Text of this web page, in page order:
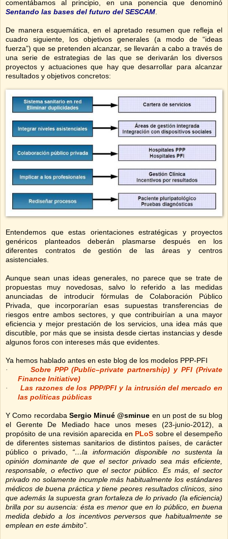
comentábamos al principio, en una ponencia que denominó
Sentando las bases del futuro del SESCAM.
De manera esquemática, en el apretado resumen que refleja el
cuadro siguiente, los objetivos generales (a modo de “ideas
fuerza”) que se pretenden alcanzar, se llevarán a cabo a través de
una serie de estrategias de las que se derivarán los diversos
proyectos y actuaciones que hay que desarrollar para alcanzar
resultados y objetivos concretos:
Entendemos que estas orientaciones estratégicas y proyectos
genéricos planteados deberán plasmarse después en los
diferentes contratos de gestión de las áreas y centros
asistenciales.
Aunque sean unas ideas generales, no parece que se trate de
propuestas muy novedosas, salvo lo referido a las medidas
anunciadas de introducir fórmulas de Colaboración Público
Privada, que incorporarían esas supuestas transferencias de
riesgos entre ambos sectores, y que contribuirían a una mayor
eficiencia y mejor prestación de los servicios, una idea más que
discutible, por más que se insista desde ciertas instancias y desde
algunos foros con intereses más que evidentes.
Ya hemos hablado antes en este blog de los modelos PPP-PFI
·
Sobre PPP (Public–private partnership) y PFI (Private
Finance Initiative)
·
Las razones de los PPP/PFI y la intrusión del mercado en
las políticas públicas
Y Como recordaba Sergio Minué @sminue en un post de su blog
el Gerente De Mediado hace unos meses (23-junio-2012), a
propósito de una revisión aparecida en PLoS sobre el desempeño
de diferentes sistemas sanitarios de distintos países, de carácter
público o privado, “…la información disponible no sustenta la
opinión dominante de que el sector privado sea más eficiente,
responsable, o efectivo que el sector público. Es más, el sector
privado no solamente incumple más habitualmente los estándares
médicos de buena práctica y tiene peores resultados clínicos, sino
que además la supuesta gran fortaleza de lo privado (la eficiencia)
brilla por su ausencia: ésta es menor que en lo público, en buena
medida debido a los incentivos perversos que habitualmente se
emplean en este ámbito”.